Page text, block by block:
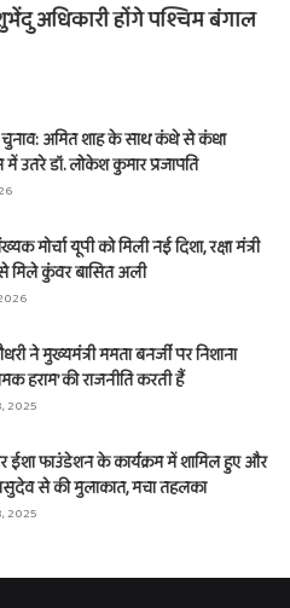
अधिकारी होंगे पश्चिम बंगाल
अमित शाह के साथ कंधे से कंधा
उतरे डॉ. लोकेश कुमार प्रजापति
मोर्चा यूपी को मिली नई दिशा, रक्षा मंत्री
मिले कुंवर बासित अली
ने मुख्यमंत्री ममता बनर्जी पर निशाना
हराम’ की राजनीति करती हैं
2025
ईशा फाउंडेशन के कार्यक्रम में शामिल हुए और
से की मुलाकात, मचा तहलका
2025